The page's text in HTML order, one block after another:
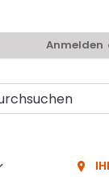
Anmelden